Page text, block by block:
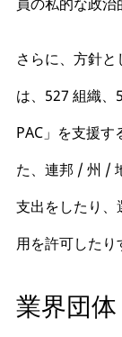
さらに、方針
は、527 組織
PAC」を支援す
た、連邦 / 州 /
支出をしたり、
用を許可したり
業界団体